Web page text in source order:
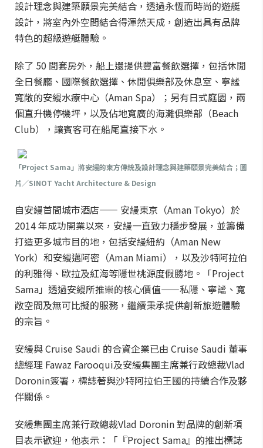
設計理念與建築願景完美結合，透過永恆而時尚的遊艇
設計，將室內外空間結合得渾然天成，創造出具有品牌
特色的超級遊艇體驗。
除了 50 間套房外，船上還提供豐富餐飲選擇，包括休閒
全日餐廳、國際餐飲選擇、休閒俱樂部及休息室、寧謐
寬敞的安縵水療中心（Aman Spa）；另有日式庭園，兩
個直升機停機坪，以及佔地寬廣的海灘俱樂部（Beach
Club），讓賓客可在船尾直接下水。
「Project Sama」將安縵的東方傳統及設計理念與建築願景完美結合；圖
片／SINOT Yacht Architecture & Design
自安縵首間城市酒店—— 安縵東京（Aman Tokyo）於
2014 年成功開業以來，安縵一直致力穩步發展，並籌備
打造更多城市目的地，包括安縵紐約（Aman New
York）和安縵邁阿密（Aman Miami），以及沙特阿拉伯
的利雅得、歐拉及紅海等隱世桃源度假勝地。「Project
Sama」透過安縵所推崇的核心價值——私隱、寧謐、寬
敞空間及無可比擬的服務，繼續秉承提供創新旅遊體驗
的宗旨。
安縵與 Cruise Saudi 的合資企業已由 Cruise Saudi 董事
總經理 Fawaz Farooqui及安縵集團主席兼行政總裁Vlad
Doronin簽署，標誌著與沙特阿拉伯王國的持續合作及夥
伴關係。
安縵集團主席兼行政總裁Vlad Doronin 對品牌的創新項
目表示歡迎，他表示：「『Project Sama』的推出標誌